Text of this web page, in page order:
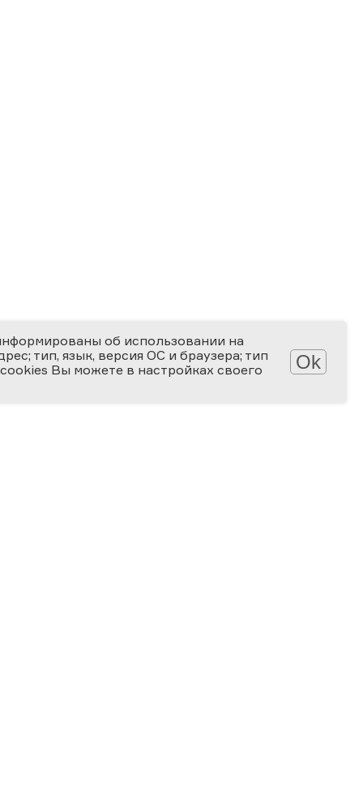
об использовании на
тип, язык, версия ОС и браузера; тип
Вы можете в настройках своего
Ok